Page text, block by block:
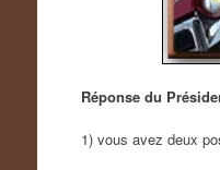
Réponse du
1) vous avez deux